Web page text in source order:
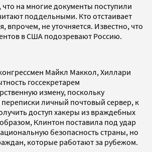
на многие документы поступили
поддельными. Кто отстаивает
впрочем, не уточняется. Известно, что
в США подозревают Россию.
Майкл Маккол, Хиллари
госсекретарем
измену, поскольку
личный почтовый сервер, к
доступ хакеры из враждебных
Клинтон поставила под удар
безопасность страны, но
которые работают за рубежом.